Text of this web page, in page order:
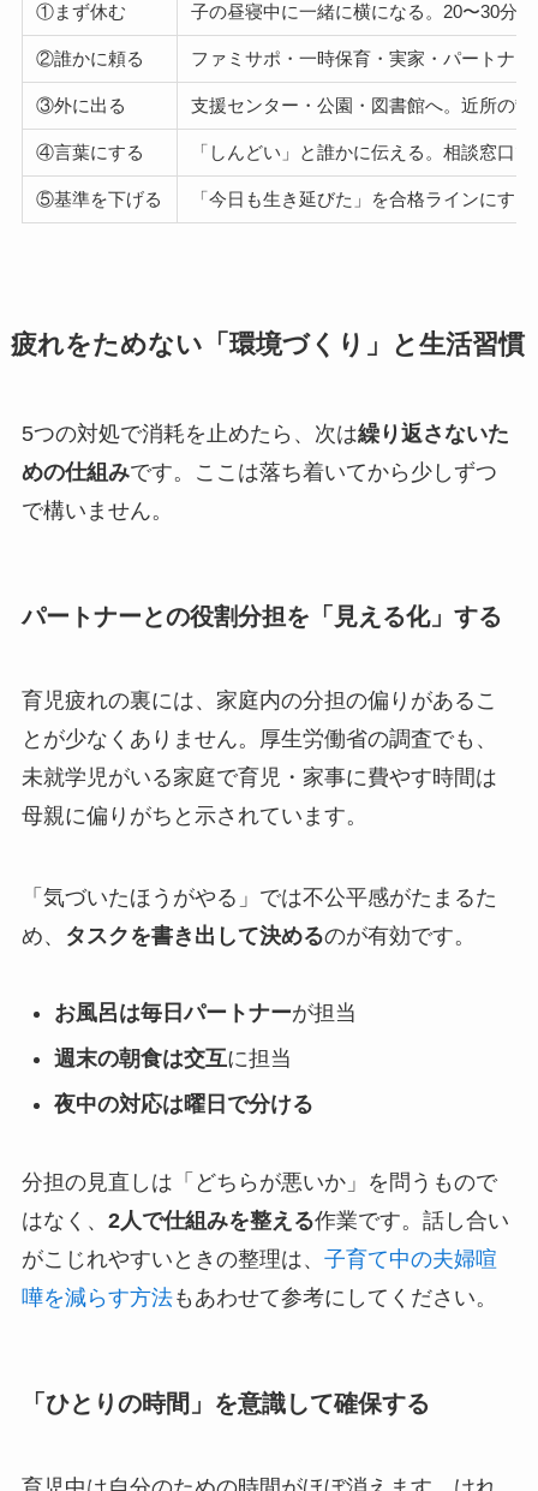
①まず休む 子の昼寝中に一緒に横になる。20〜30分
②誰かに頼る ファミサポ・一時保育・実家・パートナー
③外に出る 支援センター・公園・図書館へ。近所の
④言葉にする 「しんどい」と誰かに伝える。相談窓口
⑤基準を下げる 「今日も生き延びた」を合格ラインにする
疲れをためない「環境づくり」と生活習慣
5つの対処で消耗を止めたら、次は繰り返さないた
めの仕組みです。ここは落ち着いてから少しずつ
で構いません。
パートナーとの役割分担を「見える化」する
育児疲れの裏には、家庭内の分担の偏りがあるこ
とが少なくありません。厚生労働省の調査でも、
未就学児がいる家庭で育児・家事に費やす時間は
母親に偏りがちと示されています。
「気づいたほうがやる」では不公平感がたまるた
め、
タスクを書き出して決めるのが有効です。
お風呂は毎日パートナーが担当
週末の朝食は交互に担当
夜中の対応は曜日で分ける
分担の見直しは「どちらが悪いか」を問うもので
はなく、 2人で仕組みを整える作業です。話し合い
がこじれやすいときの整理は、 子育て中の夫婦喧
嘩を減らす方法もあわせて参考にしてください。
「ひとりの時間」を意識して確保する